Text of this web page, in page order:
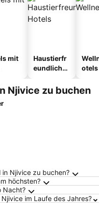
mit
Haustierfr
eundliche
otels
Njivice zu buchen
Njivice
in Njivice zu buchen?
höchsten?
Nacht?
im Laufe des Jahres?